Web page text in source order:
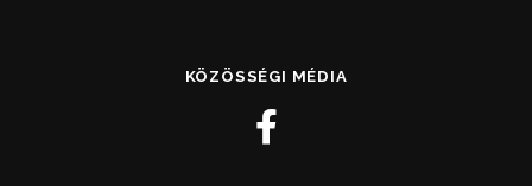
KÖZÖSSÉGI MÉDIA